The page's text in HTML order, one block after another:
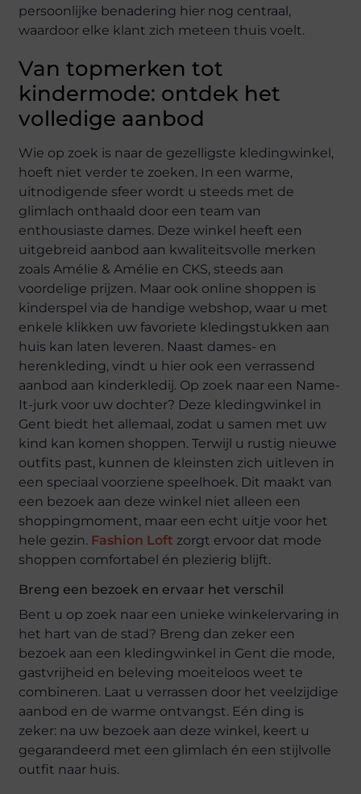
persoonlijke benadering hier nog centraal,
waardoor elke klant zich meteen thuis voelt.
Van topmerken tot
kindermode: ontdek het
volledige aanbod
Wie op zoek is naar de gezelligste kledingwinkel,
hoeft niet verder te zoeken. In een warme,
uitnodigende sfeer wordt u steeds met de
glimlach onthaald door een team van
enthousiaste dames. Deze winkel heeft een
uitgebreid aanbod aan kwaliteitsvolle merken
zoals Amélie & Amélie en CKS, steeds aan
voordelige prijzen. Maar ook online shoppen is
kinderspel via de handige webshop, waar u met
enkele klikken uw favoriete kledingstukken aan
huis kan laten leveren. Naast dames- en
herenkleding, vindt u hier ook een verrassend
aanbod aan kinderkledij. Op zoek naar een Name-
It-jurk voor uw dochter? Deze kledingwinkel in
Gent biedt het allemaal, zodat u samen met uw
kind kan komen shoppen. Terwijl u rustig nieuwe
outfits past, kunnen de kleinsten zich uitleven in
een speciaal voorziene speelhoek. Dit maakt van
een bezoek aan deze winkel niet alleen een
shoppingmoment, maar een echt uitje voor het
hele gezin. Fashion Loft zorgt ervoor dat mode
shoppen comfortabel én plezierig blijft.
Breng een bezoek en ervaar het verschil
Bent u op zoek naar een unieke winkelervaring in
het hart van de stad? Breng dan zeker een
bezoek aan een kledingwinkel in Gent die mode,
gastvrijheid en beleving moeiteloos weet te
combineren. Laat u verrassen door het veelzijdige
aanbod en de warme ontvangst. Eén ding is
zeker: na uw bezoek aan deze winkel, keert u
gegarandeerd met een glimlach én een stijlvolle
outfit naar huis.